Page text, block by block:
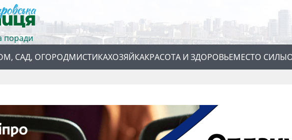
поради
САД, ОГОРОДМИСТИКАХОЗЯЙКАКРАСОТА И ЗДОРОВЬЕМЕСТО СИЛЫ